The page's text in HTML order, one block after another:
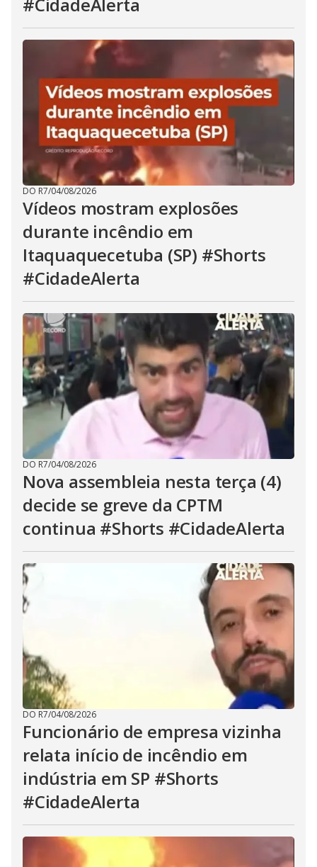
DO R7/04/08/2026
Vídeos mostram explosões
durante incêndio em
Itaquaquecetuba (SP) #Shorts
#CidadeAlerta
DO R7/04/08/2026
Nova assembleia nesta terça (4)
decide se greve da CPTM
continua #Shorts #CidadeAlerta
DO R7/04/08/2026
Funcionário de empresa vizinha
relata início de incêndio em
indústria em SP #Shorts
#CidadeAlerta